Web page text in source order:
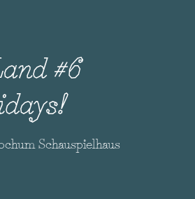
#6
Schauspielhaus